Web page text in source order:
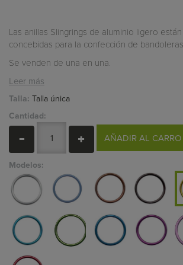
Las anillas Slingrings de aluminio ligero
concebidas para la confección de
Se venden de una en una.
Leer más
Talla: Talla única
Cantidad:
AÑADIR AL CARRO
Modelos: